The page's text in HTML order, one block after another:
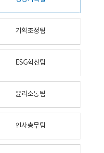
기획조정팀
ESG혁신팀
윤리소통팀
인사총무팀